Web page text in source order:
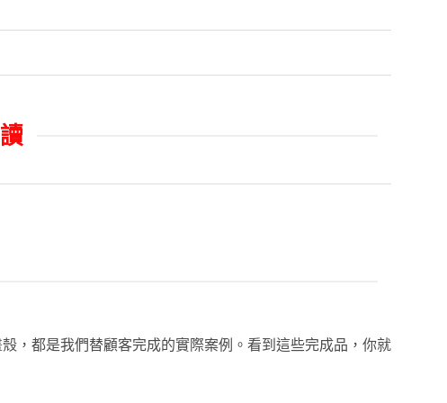
，都是我們替顧客完成的實際案例。看到這些完成品，你就